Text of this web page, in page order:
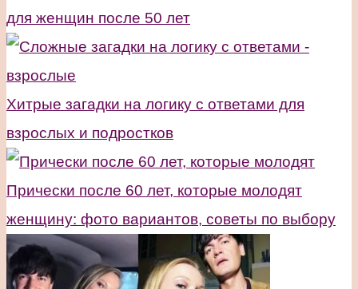
для женщин после 50 лет
Хитрые загадки на логику с ответами для
взрослых и подростков
Прически после 60 лет, которые молодят
женщину: фото вариантов, советы по выбору